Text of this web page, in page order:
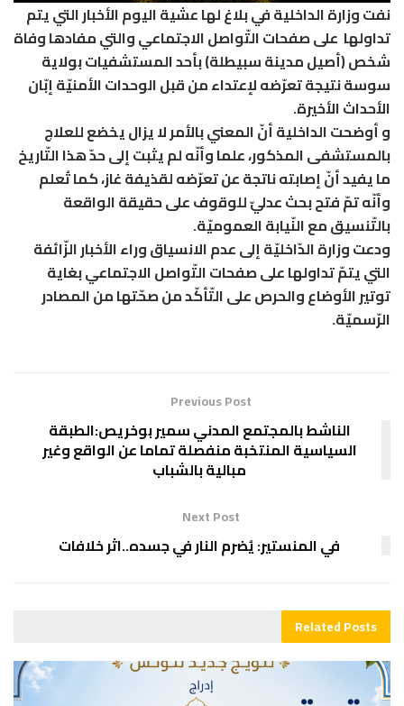
نفت وزارة الداخلية في بلاغ لها عشية اليوم الأخبار التي يتم
تداولها على صفحات التّواصل الاجتماعي والتي مفادها وفاة
شخص (أصيل مدينة سبيطلة) بأحد المستشفيات بولاية
سوسة نتيجة تعرّضه لإعتداء من قبل الوحدات الأمنيّة إبّان
الأحداث الأخيرة.
و أوضحت الداخلية أنّ المعني بالأمر لا يزال يخضع للعلاج
بالمستشفى المذكور، علما وأنّه لم يثبت إلى حدّ هذا التّاريخ
ما يفيد أنّ إصابته ناتجة عن تعرّضه لقذيفة غاز، كما تُعلم
وأنّه تمّ فتح بحث عدليّ للوقوف على حقيقة الواقعة
بالتّنسيق مع النّيابة العموميّة.
ودعت وزارة الدّاخليّة إلى عدم الانسياق وراء الأخبار الزّائفة
التي يتمّ تداولها على صفحات التّواصل الاجتماعي بغاية
توتير الأوضاع والحرص على التّأكّد من صحّتها من المصادر
الرّسميّة.
Previous Post
الناشط بالمجتمع المدني سمير بوخريص:الطبقة
السياسية المنتخبة منفصلة تماما عن الواقع وغير
مبالية بالشباب
Next Post
في المنستير: يُضرم النار في جسده..اثر خلافات
RelatedPosts